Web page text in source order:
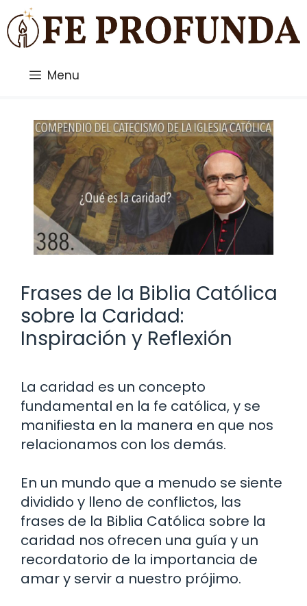
Saltar
al
contenido
Menu
Frases de la Biblia Católica
sobre la Caridad:
Inspiración y Reflexión
La caridad es un concepto
fundamental en la fe católica, y se
manifiesta en la manera en que nos
relacionamos con los demás.
En un mundo que a menudo se siente
dividido y lleno de conflictos, las
frases de la Biblia Católica sobre la
caridad nos ofrecen una guía y un
recordatorio de la importancia de
amar y servir a nuestro prójimo.